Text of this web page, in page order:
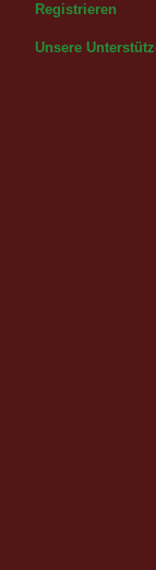
Registrieren
Unsere